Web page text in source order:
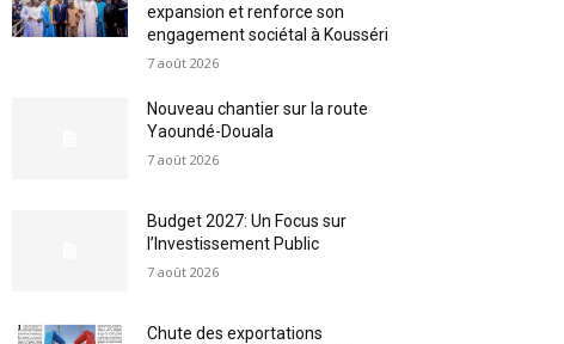
expansion et renforce son
engagement sociétal à Kousséri
7 août 2026
Nouveau chantier sur la route
Yaoundé-Douala
7 août 2026
Budget 2027: Un Focus sur
l’Investissement Public
7 août 2026
Chute des exportations